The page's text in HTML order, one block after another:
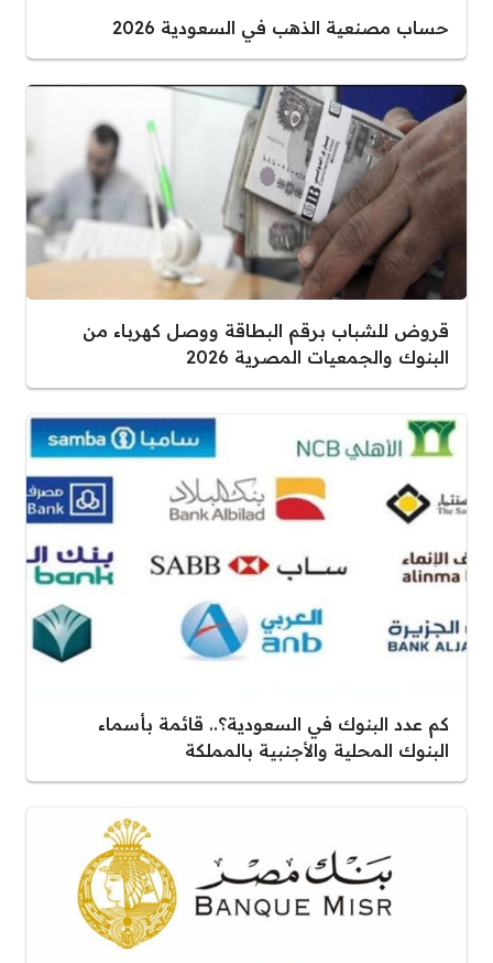
حساب مصنعية الذهب في السعودية 2026
قروض للشباب برقم البطاقة ووصل كهرباء من
البنوك والجمعيات المصرية 2026
كم عدد البنوك في السعودية؟.. قائمة بأسماء
البنوك المحلية والأجنبية بالمملكة